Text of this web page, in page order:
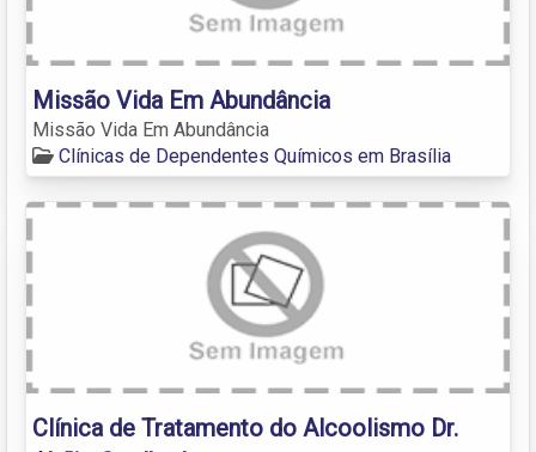
Missão Vida Em Abundância
Missão Vida Em Abundância
Clínicas de Dependentes Químicos em Brasília
Clínica de Tratamento do Alcoolismo Dr.